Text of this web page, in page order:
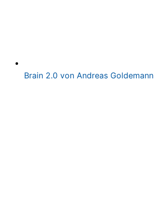
Brain 2.0 von Andreas Goldemann